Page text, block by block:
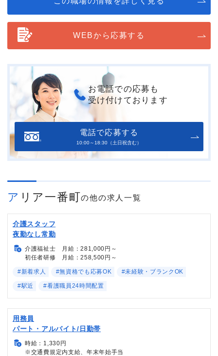
WEBから応募する
お電話での応募も
受け付けております
電話で応募する
10:00～18:30（土日祝含む）
アリア一番町の他の求人一覧
介護スタッフ
夜勤なし常勤
介護福祉士 月給：281,000円～
初任者研修 月給：258,500円～
#新着求人 #無資格でも応募OK #未経験・ブランクOK
#駅近 #看護職員24時間配置
用務員
パート・アルバイト/日勤帯
時給：1,330円
※交通費規定内支給、年末年始手当